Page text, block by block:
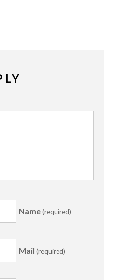
Name(required)
Mail (required)